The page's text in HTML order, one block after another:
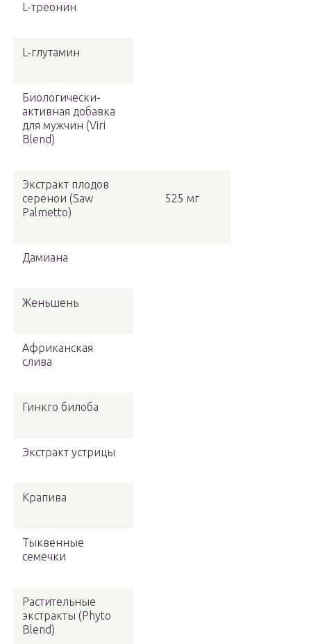
L-треонин
L-глутамин
Биологически-
активная добавка
для мужчин (Viri
Blend)
Экстракт плодов
серенои (Saw
Palmetto)
525 мг
Дамиана
Женьшень
Африканская
слива
Гинкго билоба
Экстракт устрицы
Крапива
Тыквенные
семечки
Растительные
экстракты (Phyto
Blend)